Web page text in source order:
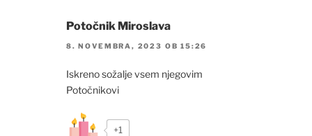
Potočnik Miroslava
8. NOVEMBRA, 2023 OB 15:26
Iskreno sožalje vsem njegovim
Potočnikovi
+1